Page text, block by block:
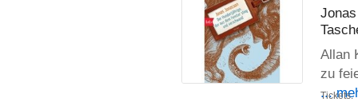
Allan
zu
...
Tickets: